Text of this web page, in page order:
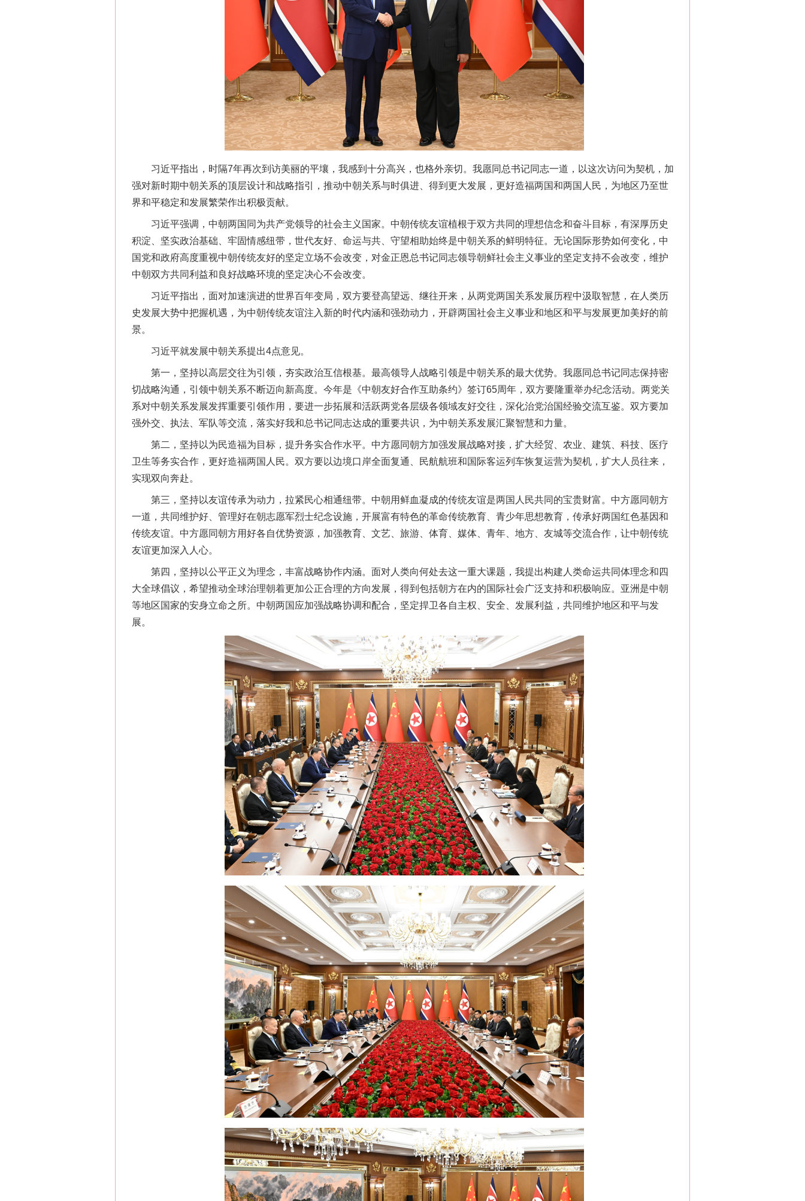
习近平指出，时隔7年再次到访美丽的平壤，我感到十分高兴，也格外亲切。我愿同总书记同志一道，以这次访问为契机，加
强对新时期中朝关系的顶层设计和战略指引，推动中朝关系与时俱进、得到更大发展，更好造福两国和两国人民，为地区乃至世
界和平稳定和发展繁荣作出积极贡献。
习近平强调，中朝两国同为共产党领导的社会主义国家。中朝传统友谊植根于双方共同的理想信念和奋斗目标，有深厚历史
积淀、坚实政治基础、牢固情感纽带，世代友好、命运与共、守望相助始终是中朝关系的鲜明特征。无论国际形势如何变化，中
国党和政府高度重视中朝传统友好的坚定立场不会改变，对金正恩总书记同志领导朝鲜社会主义事业的坚定支持不会改变，维护
中朝双方共同利益和良好战略环境的坚定决心不会改变。
习近平指出，面对加速演进的世界百年变局，双方要登高望远、继往开来，从两党两国关系发展历程中汲取智慧，在人类历
史发展大势中把握机遇，为中朝传统友谊注入新的时代内涵和强劲动力，开辟两国社会主义事业和地区和平与发展更加美好的前
景。
习近平就发展中朝关系提出4点意见。
第一，坚持以高层交往为引领，夯实政治互信根基。最高领导人战略引领是中朝关系的最大优势。我愿同总书记同志保持密
切战略沟通，引领中朝关系不断迈向新高度。今年是《中朝友好合作互助条约》签订65周年，双方要隆重举办纪念活动。两党关
系对中朝关系发展发挥重要引领作用，要进一步拓展和活跃两党各层级各领域友好交往，深化治党治国经验交流互鉴。双方要加
强外交、执法、军队等交流，落实好我和总书记同志达成的重要共识，为中朝关系发展汇聚智慧和力量。
第二，坚持以为民造福为目标，提升务实合作水平。中方愿同朝方加强发展战略对接，扩大经贸、农业、建筑、科技、医疗
卫生等务实合作，更好造福两国人民。双方要以边境口岸全面复通、民航航班和国际客运列车恢复运营为契机，扩大人员往来，
实现双向奔赴。
第三，坚持以友谊传承为动力，拉紧民心相通纽带。中朝用鲜血凝成的传统友谊是两国人民共同的宝贵财富。中方愿同朝方
一道，共同维护好、管理好在朝志愿军烈士纪念设施，开展富有特色的革命传统教育、青少年思想教育，传承好两国红色基因和
传统友谊。中方愿同朝方用好各自优势资源，加强教育、文艺、旅游、体育、媒体、青年、地方、友城等交流合作，让中朝传统
友谊更加深入人心。
第四，坚持以公平正义为理念，丰富战略协作内涵。面对人类向何处去这一重大课题，我提出构建人类命运共同体理念和四
大全球倡议，希望推动全球治理朝着更加公正合理的方向发展，得到包括朝方在内的国际社会广泛支持和积极响应。亚洲是中朝
等地区国家的安身立命之所。中朝两国应加强战略协调和配合，坚定捍卫各自主权、安全、发展利益，共同维护地区和平与发
展。